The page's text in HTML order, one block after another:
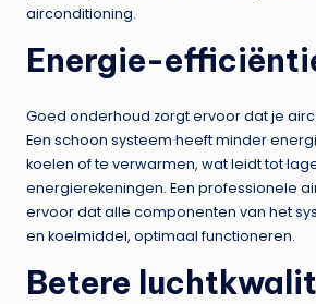
airconditioning.
Energie-
Goed onderhoud zorgt ervoor dat je
Een schoon systeem heeft minder
koelen of te verwarmen, wat leidt tot
energierekeningen. Een professionele
ervoor dat alle componenten van het
en koelmiddel, optimaal functioneren.
Betere